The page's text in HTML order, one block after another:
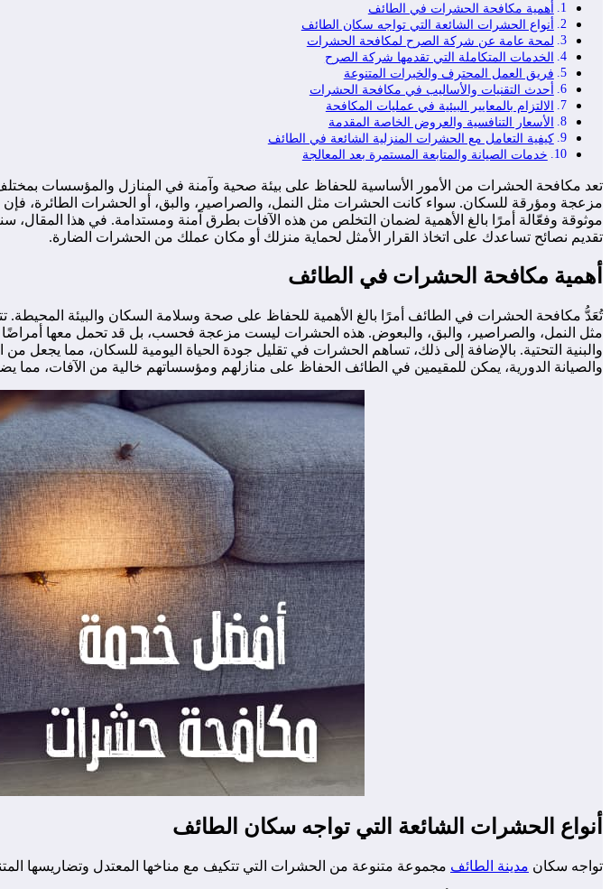
أهمية مكافحة الحشرات في الطائف
أنواع الحشرات الشائعة التي تواجه سكان الطائف
لمحة عامة عن شركة الصرح لمكافحة الحشرات
الخدمات المتكاملة التي تقدمها شركة الصرح
فريق العمل المحترف والخبرات المتنوعة
أحدث التقنيات والأساليب في مكافحة الحشرات
الالتزام بالمعايير البيئية في عمليات المكافحة
الأسعار التنافسية والعروض الخاصة المقدمة
كيفية التعامل مع الحشرات المنزلية الشائعة في الطائف
خدمات الصيانة والمتابعة المستمرة بعد المعالجة
تعد مكافحة الحشرات من الأمور الأساسية للحفاظ على بيئة صحية وآمنة في المنازل والمؤسسات بمختلف
مزعجة ومؤرقة للسكان. سواء كانت الحشرات مثل النمل، والصراصير، والبق، أو الحشرات الطائرة،
موثوقة وفعّالة أمرًا بالغ الأهمية لضمان التخلص من هذه الآفات بطرق آمنة ومستدامة. في هذا
تقديم نصائح تساعدك على اتخاذ القرار الأمثل لحماية منزلك أو مكان عملك من الحشرات الضارة.
أهمية مكافحة الحشرات في الطائف
تُعَدُّ مكافحة الحشرات في الطائف أمرًا بالغ الأهمية للحفاظ على صحة وسلامة السكان والبيئة المحيطة.
مثل النمل، والصراصير، والبق، والبعوض. هذه الحشرات ليست مزعجة فحسب، بل قد تحمل معها
والبنية التحتية. بالإضافة إلى ذلك، تساهم الحشرات في تقليل جودة الحياة اليومية للسكان، مما
والصيانة الدورية، يمكن للمقيمين في الطائف الحفاظ على منازلهم ومؤسساتهم خالية من الآفات، مما
أنواع الحشرات الشائعة التي تواجه سكان الطائف
تواجه سكان مدينة الطائف مجموعة متنوعة من الحشرات التي تتكيف مع مناخها المعتدل وتضاريسها